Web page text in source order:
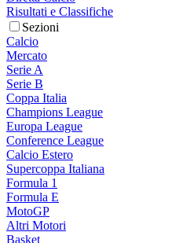
Risultati e Classifiche
Sezioni
Calcio
Mercato
Serie A
Serie B
Coppa Italia
Champions League
Europa League
Conference League
Calcio Estero
Supercoppa Italiana
Formula 1
Formula E
MotoGP
Altri Motori
Basket